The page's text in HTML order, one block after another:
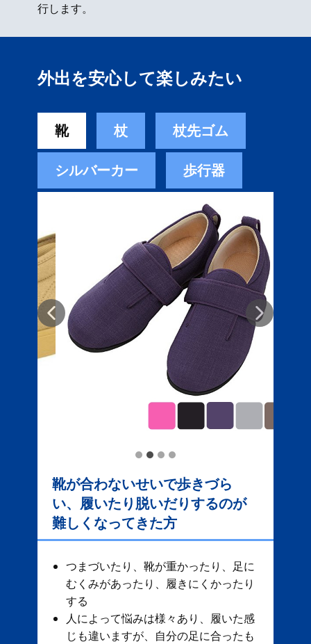
行します。
外出を安心して楽しみたい
靴 杖 杖先ゴム
シルバーカー 歩行器
靴が合わないせいで歩きづら
い、履いたり脱いだりするのが
難しくなってきた方
つまづいたり、靴が重かったり、足に
むくみがあったり、履きにくかったり
する
人によって悩みは様々あり、履いた感
じも違いますが、自分の足に合ったも